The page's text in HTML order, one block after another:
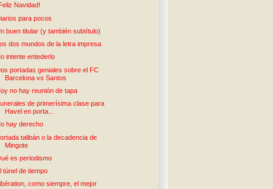
Navidad!
para pocos
buen titular (y también subtítulo)
dos mundos de la letra impresa
intente entederlo
portadas geniales sobre el FC
Barcelona vs Santos
no hay reunión de tapa
de primerísima clase para
Havel en porta...
hay derecho
talibán o la decadencia de
Mingote
es periodismo
túnel de tiempo
Libération, como siempre, el mejor